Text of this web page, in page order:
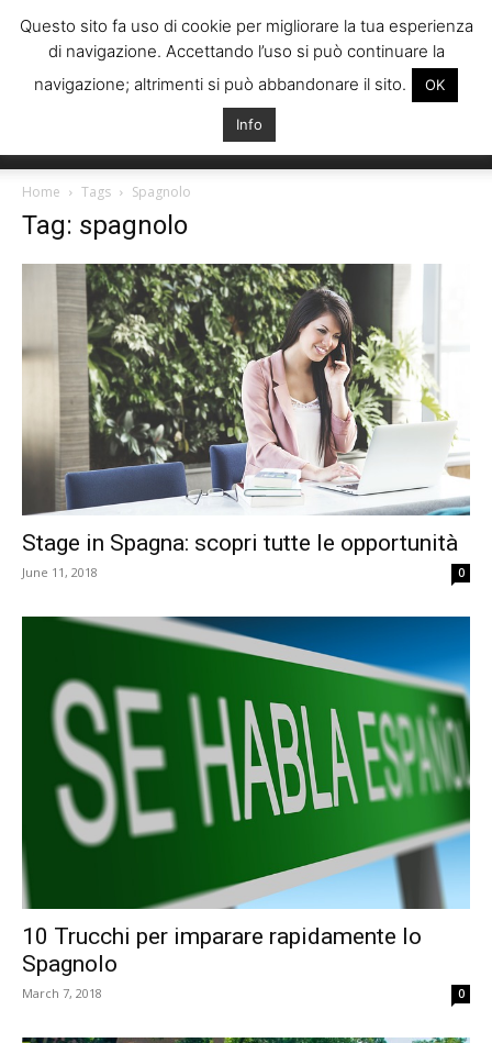
Italiani
Home Tags Spagnolo
Tag: spagnolo
Stage in Spagna: scopri tutte le opportunità
June 11, 2018 0
10 Trucchi per imparare rapidamente lo
Spagnolo
March 7, 2018 0
Questo sito fa uso di cookie per migliorare la tua esperienza
di navigazione. Accettando l’uso si può continuare la
navigazione; altrimenti si può abbandonare il sito.
OK
Info